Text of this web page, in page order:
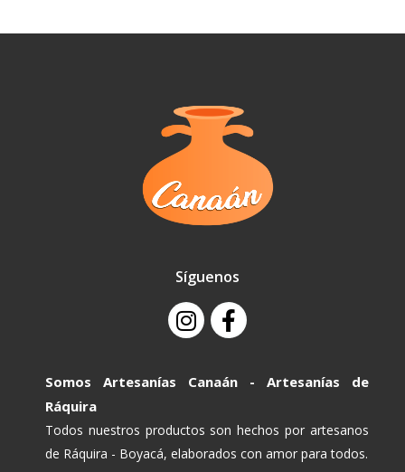
Síguenos
Somos Artesanías Canaán - Artesanías de
Ráquira
Todos nuestros productos son hechos por artesanos
de Ráquira - Boyacá, elaborados con amor para todos.